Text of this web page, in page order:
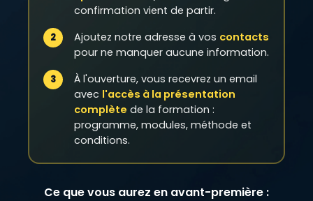
confirmation vient de partir.
Ajoutez notre adresse à vos contacts
pour ne manquer aucune information.
À l'ouverture, vous recevrez un email
avec l'accès à la présentation
complète de la formation :
programme, modules, méthode et
conditions.
Ce que vous aurez en avant-première :